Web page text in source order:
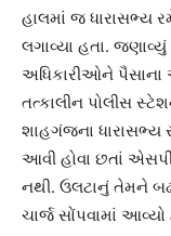
હાલમાં જ ધારાસભ્ય
લગાવ્યા હતા.
અધિકારીઓને
તત્કાલીન પોલીસ
શાહગંજના ધારાસભ્ય
આવી હોવા છતાં
નથી. ઉલટાનું તેમને
ચાર્જ સોંપવામાં આવ્યો